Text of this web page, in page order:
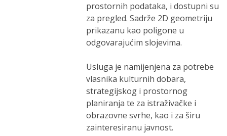
prostornih podataka, i dostupni su
za pregled. Sadrže 2D geometriju
prikazanu kao poligone u
odgovarajućim slojevima.
Usluga je namijenjena za potrebe
vlasnika kulturnih dobara,
strategijskog i prostornog
planiranja te za istraživačke i
obrazovne svrhe, kao i za širu
zainteresiranu javnost.